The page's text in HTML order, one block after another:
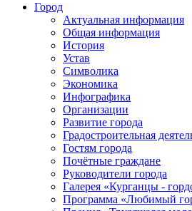
Город
Актуальная информация
Общая информация
История
Устав
Символика
Экономика
Инфографика
Организации
Развитие города
Градостроительная
Гостям города
Почётные граждане
Руководители города
Галерея «Курганцы -
Программа «Любимый